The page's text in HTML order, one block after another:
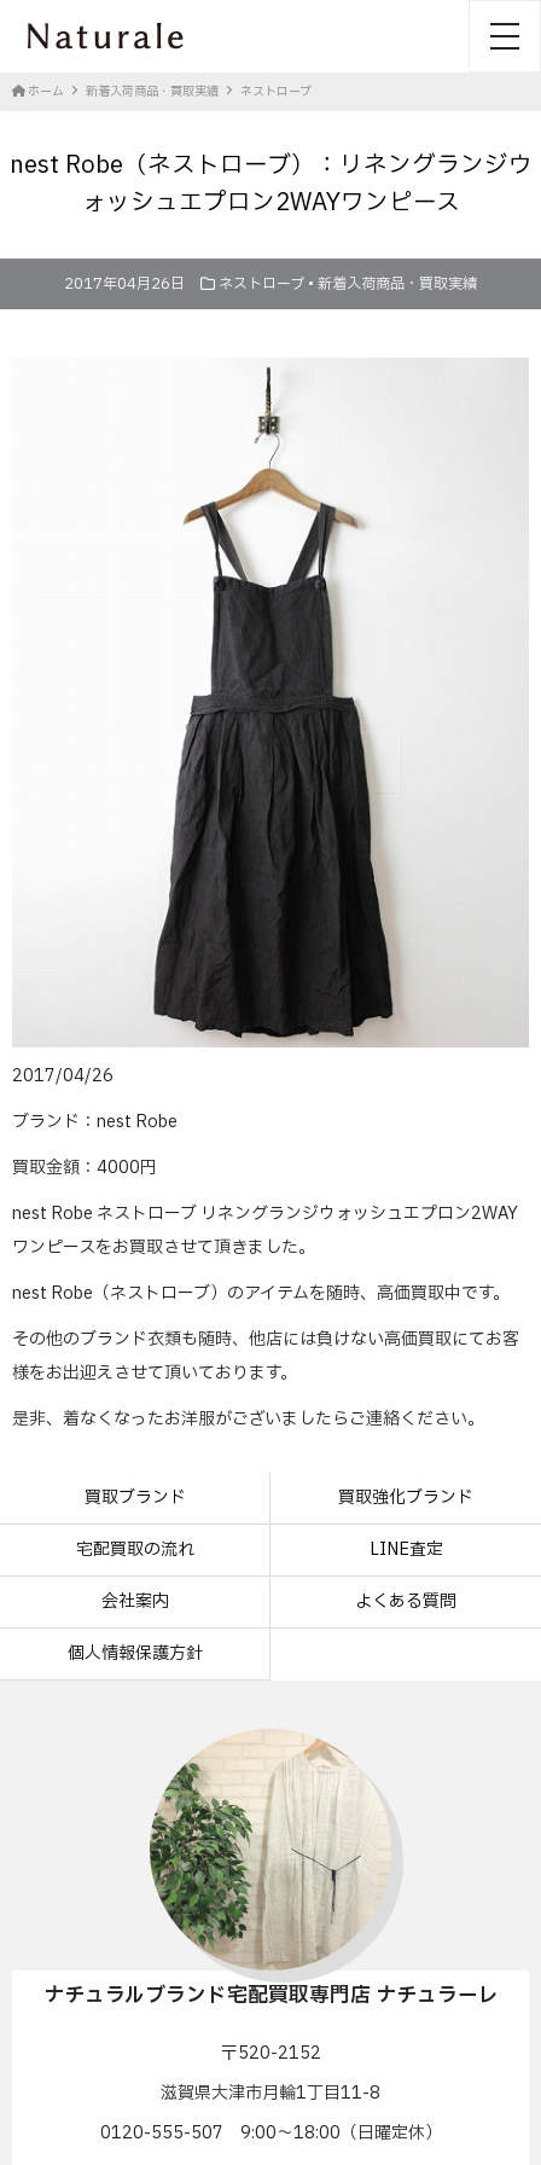
ホーム 新着入荷商品・買取実績 ネストローブ
nest Robe（ネストローブ）：リネングランジウ
ォッシュエプロン2WAYワンピース
2017年04月26日 ネストローブ • 新着入荷商品・買取実績
2017/04/26
ブランド：nest Robe
買取金額：4000円
nest Robe ネストローブ リネングランジウォッシュエプロン2WAY
ワンピースをお買取させて頂きました。
nest Robe（ネストローブ）のアイテムを随時、高価買取中です。
その他のブランド衣類も随時、他店には負けない高価買取にてお客
様をお出迎えさせて頂いております。
是非、着なくなったお洋服がございましたらご連絡ください。
買取ブランド 買取強化ブランド
宅配買取の流れ LINE査定
会社案内 よくある質問
個人情報保護方針
ナチュラルブランド宅配買取専門店 ナチュラーレ
〒520-2152
滋賀県大津市月輪1丁目11-8
0120-555-507 9:00〜18:00（日曜定休）